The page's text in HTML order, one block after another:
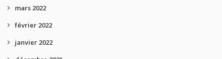
mars 2022
février 2022
janvier 2022